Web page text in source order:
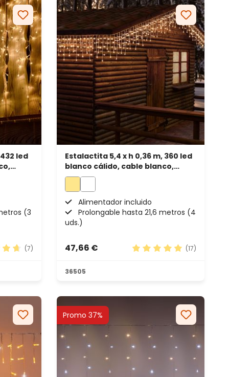
led
(3
(7)
Estalactita 5,4 x h 0,36 m, 360 led
blanco cálido, cable blanco,
prolongable
Alimentador incluido
Prolongable hasta 21,6 metros (4
uds.)
47,66 €
(17)
36505
Promo 37%